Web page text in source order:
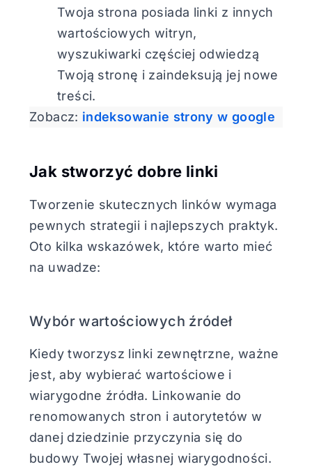
Twoja strona posiada linki z innych
wartościowych witryn,
wyszukiwarki częściej odwiedzą
Twoją stronę i zaindeksują jej nowe
treści.
Zobacz: indeksowanie strony w google
Jak stworzyć dobre linki
Tworzenie skutecznych linków wymaga
pewnych strategii i najlepszych praktyk.
Oto kilka wskazówek, które warto mieć
na uwadze:
Wybór wartościowych źródeł
Kiedy tworzysz linki zewnętrzne, ważne
jest, aby wybierać wartościowe i
wiarygodne źródła. Linkowanie do
renomowanych stron i autorytetów w
danej dziedzinie przyczynia się do
budowy Twojej własnej wiarygodności.